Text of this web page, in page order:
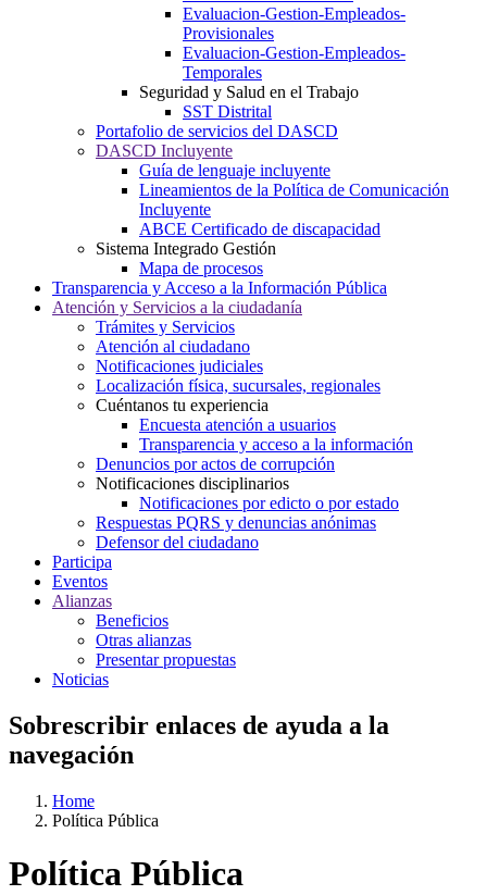
Evaluacion-Gestion-Empleados-
Provisionales
Evaluacion-Gestion-Empleados-
Temporales
Seguridad y Salud en el Trabajo
SST Distrital
Portafolio de servicios del DASCD
DASCD Incluyente
Guía de lenguaje incluyente
Lineamientos de la Política de Comunicación
Incluyente
ABCE Certificado de discapacidad
Sistema Integrado Gestión
Mapa de procesos
Transparencia y Acceso a la Información Pública
Atención y Servicios a la ciudadanía
Trámites y Servicios
Atención al ciudadano
Notificaciones judiciales
Localización física, sucursales, regionales
Cuéntanos tu experiencia
Encuesta atención a usuarios
Transparencia y acceso a la información
Denuncios por actos de corrupción
Notificaciones disciplinarios
Notificaciones por edicto o por estado
Respuestas PQRS y denuncias anónimas
Defensor del ciudadano
Participa
Eventos
Alianzas
Beneficios
Otras alianzas
Presentar propuestas
Noticias
Sobrescribir enlaces de ayuda a la
navegación
Home
Política Pública
Política Pública